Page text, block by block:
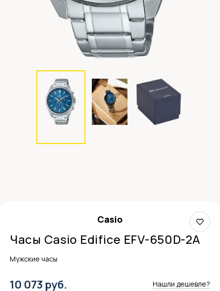
Casio
Часы Casio Edifice EFV-650D-2A
Мужские часы
10 073 руб. Нашли дешевле?